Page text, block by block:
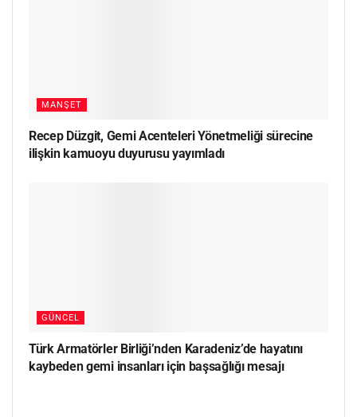
MANŞET
Recep Düzgit, Gemi Acenteleri Yönetmeliği sürecine
ilişkin kamuoyu duyurusu yayımladı
GÜNCEL
Türk Armatörler Birliği’nden Karadeniz’de hayatını
kaybeden gemi insanları için başsağlığı mesajı